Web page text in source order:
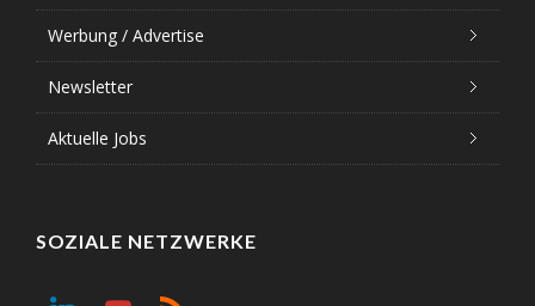
Werbung / Advertise
Newsletter
Aktuelle Jobs
SOZIALE NETZWERKE